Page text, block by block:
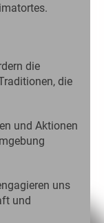
die
die
und Aktionen
uns
und